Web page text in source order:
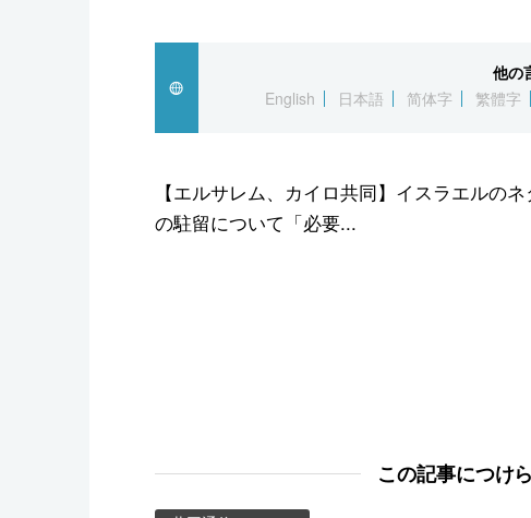
スポーツ・東京2020
他の
English
日本語 简体字 繁體字
【エルサレム、カイロ共同】イスラエルの
の駐留について「必要...
この記事につけ